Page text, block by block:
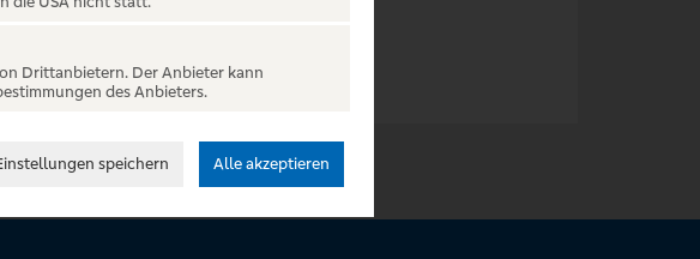
Drittanbietern. Der Anbieter kann
des Anbieters.
speichern Alle akzeptieren